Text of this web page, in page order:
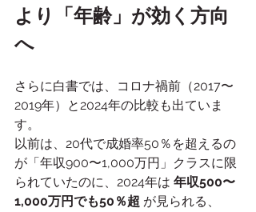
より「年齢」が効く方向
へ
さらに白書では、コロナ禍前（2017〜
2019年）と2024年の比較も出ていま
す。
以前は、20代で成婚率50％を超えるの
が「年収900〜1,000万円」クラスに限
られていたのに、2024年は 年収500〜
1,000万円でも50％超 が見られる、